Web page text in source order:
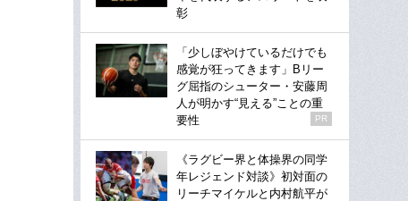
彰
「少しぼやけているだけでも
感覚が狂ってきます」Bリー
グ屈指のシューター・安藤周
人が明かす“見える”ことの重
要性
PR
《ラグビー界と体操界の同学
年レジェンド対談》初対面の
リーチマイケルと内村航平が